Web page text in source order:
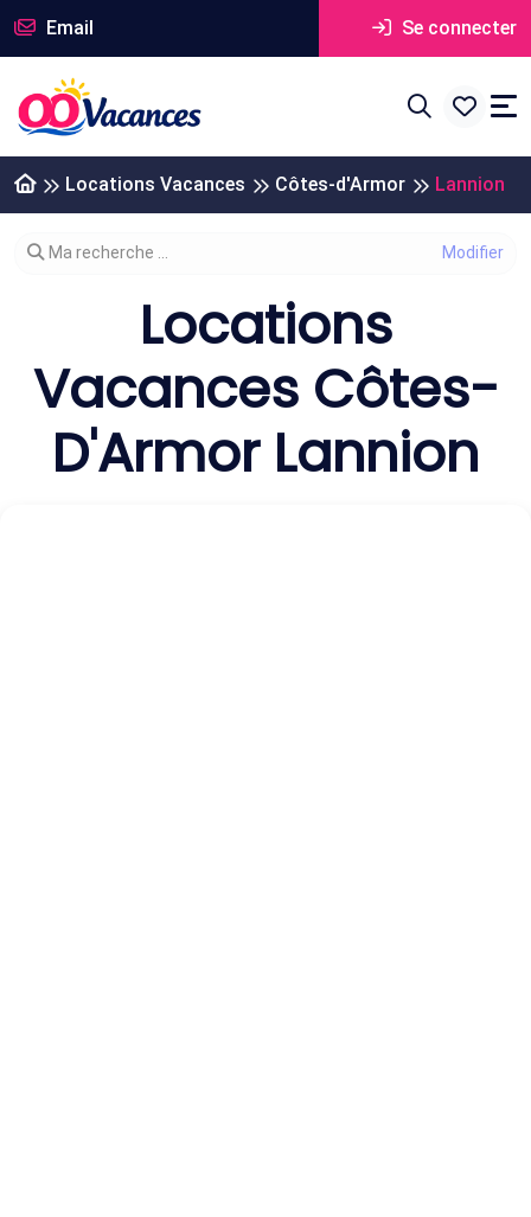
Email Se connecter
Locations Vacances Côtes-d'Armor Lannion
Modifier votre recherche
Ma recherche ...
Locations
Vacances Côtes-
D'Armor Lannion